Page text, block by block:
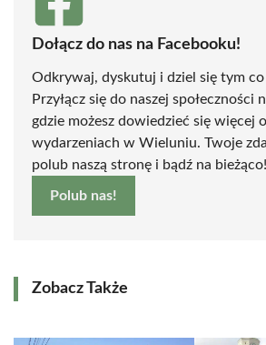
Dołącz do nas na Facebooku!
Odkrywaj, dyskutuj i dziel się tym co
Przyłącz się do naszej społeczności
gdzie możesz dowiedzieć się więcej
wydarzeniach w Wieluniu. Twoje
polub naszą stronę i bądź na bieżąco!
Polub nas!
Zobacz Także